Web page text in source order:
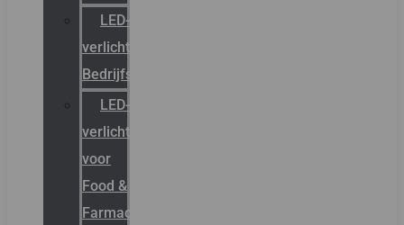
LED-
verlichting
Bedrijfshal
LED-
verlichting
voor
Food &
Farmacie